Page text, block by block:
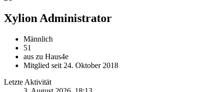
XylionAdministrator
Männlich
51
aus zu Haus4e
Mitglied seit 24. Oktober 2018
Letzte Aktivität